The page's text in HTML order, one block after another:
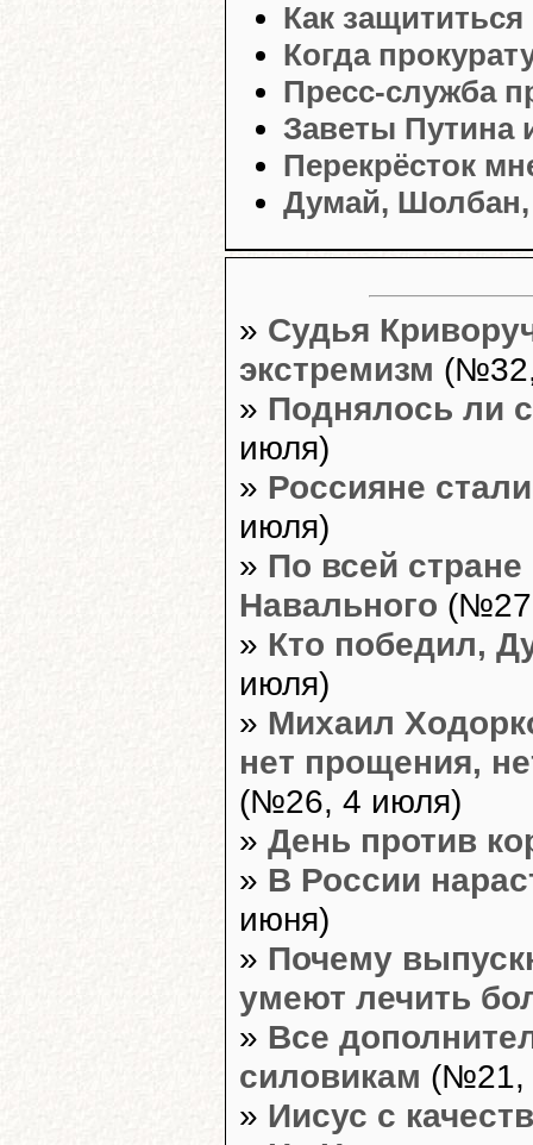
Как
Когда
Пресс-служба
Заветы Путина
Перекрёсток
Думай, Шолбан,
» Судья
экстремизм (№32,
» Поднялось ли
июля)
» Россияне
июля)
» По всей
Навального
» Кто победил,
июля)
» Михаил
нет прощения,
(№26, 4 июля)
» День против
» В России
июня)
» Почему
умеют лечить
» Все
силовикам (№21,
» Иисус с